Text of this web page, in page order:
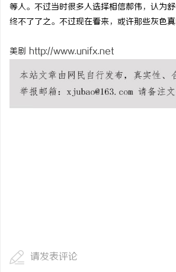
等人。不过当时很多人选择相信郝伟，认为
终不了了之。不过现在看来，或许那些灰色
美剧 http://www.unifx.net
请发表评论